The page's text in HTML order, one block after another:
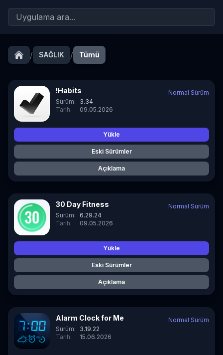
/ SAĞLIK / Tümü
!Habits
Sürüm:
3.34
Tarih:
09.05.2026
Normal Sürüm
Yükle
Eski Sürümler
Açıklama
30 Day Fitness
Sürüm:
6.29.24
Tarih:
09.05.2026
Normal Sürüm
Yükle
Eski Sürümler
Açıklama
Alarm Clock for Me
Sürüm:
3.19.22
Tarih:
15.06.2026
Normal Sürüm